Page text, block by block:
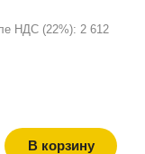
НДС (22%): 2 612
В корзину